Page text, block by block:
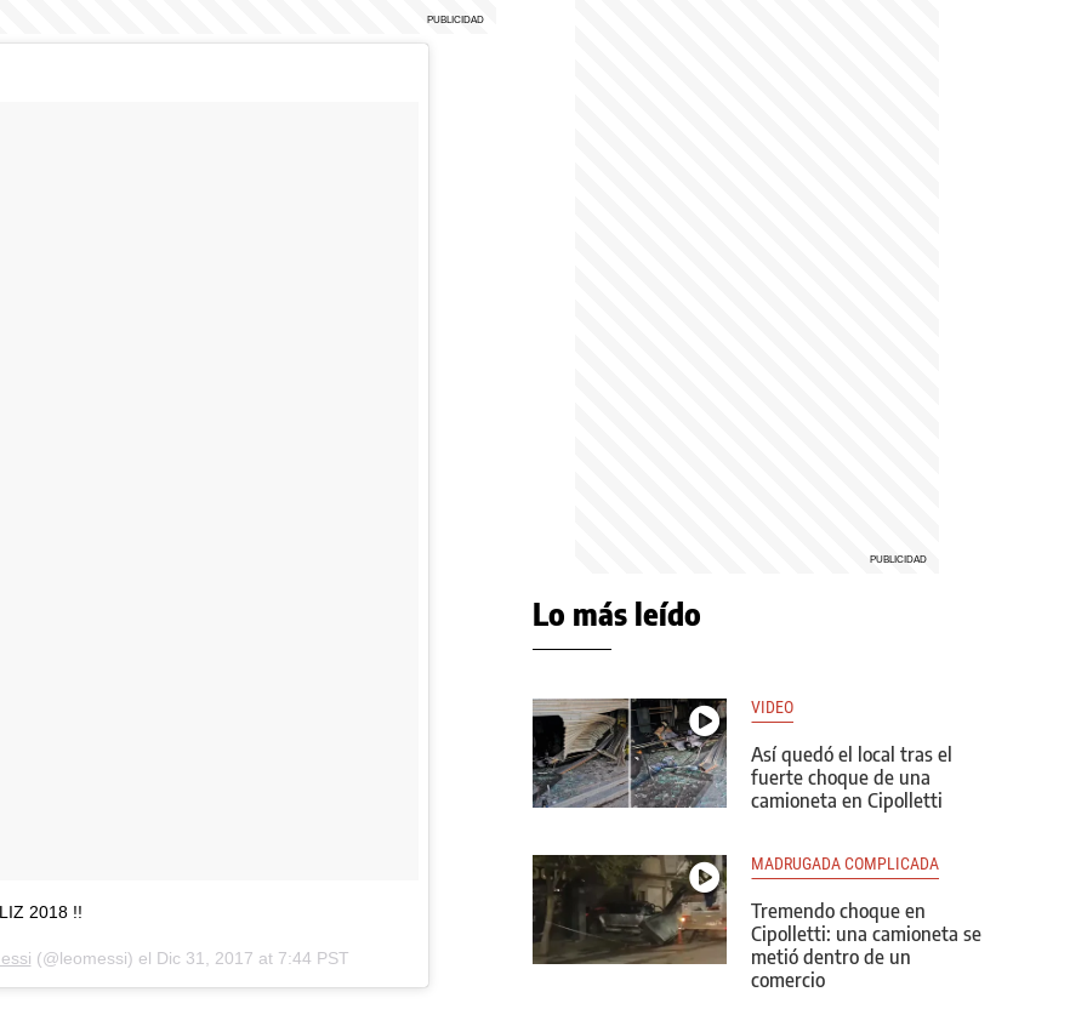
2018 !!
(@leomessi) el Dic 31, 2017 at 7:44 PST
Lo más leído
VIDEO
Así quedó el local tras el
fuerte choque de una
camioneta en Cipolletti
MADRUGADA COMPLICADA
Tremendo choque en
Cipolletti: una camioneta se
metió dentro de un
comercio